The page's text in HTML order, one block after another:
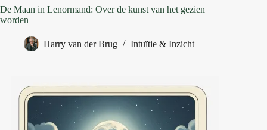
De Maan in Lenormand: Over de kunst van het gezien
worden
Harry van der Brug Intuïtie & Inzicht